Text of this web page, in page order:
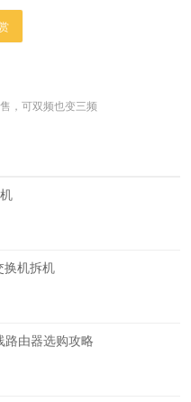
，可双频也变三频
换机拆机
由器选购攻略